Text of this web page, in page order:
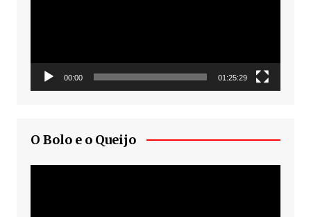
00:00 01:25:29
O Bolo e o Queijo